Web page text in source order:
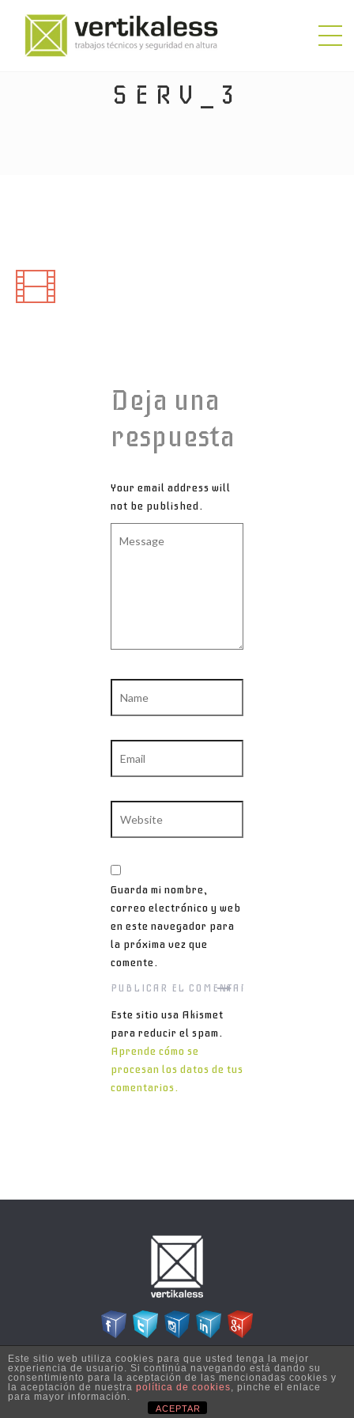
SERV_3
Deja una
respuesta
Your email address will
not be published.
Guarda mi nombre,
correo electrónico y web
en este navegador para
la próxima vez que
comente.
Este sitio usa Akismet
para reducir el spam.
Aprende cómo se
procesan los datos de tus
comentarios.
Copyright © 2026 Vertikaless - Todos los derechos reservados | Diseñado por
Esija Informática S.L.
Este sitio web utiliza cookies para que usted tenga la mejor
experiencia de usuario. Si continúa navegando está dando su
consentimiento para la aceptación de las mencionadas cookies y
la aceptación de nuestra política de cookies, pinche el enlace
para mayor información.
ACEPTAR